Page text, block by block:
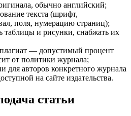
обычно английский;
текста (шрифт,
поля, нумерацию страниц);
таблицы и рисунки, снабжать их
плагиат — допустимый процент
от политики журнала;
для авторов конкретного журнала
на сайте издательства.
статьи